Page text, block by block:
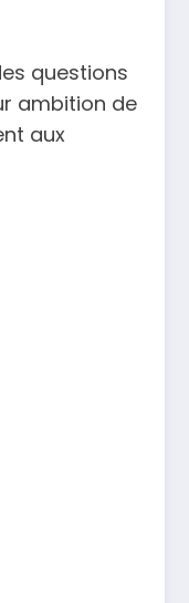
questions
ambition de
aux